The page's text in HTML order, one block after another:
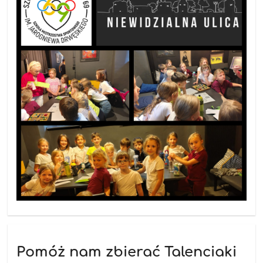
Pomóż nam zbierać Talenciaki